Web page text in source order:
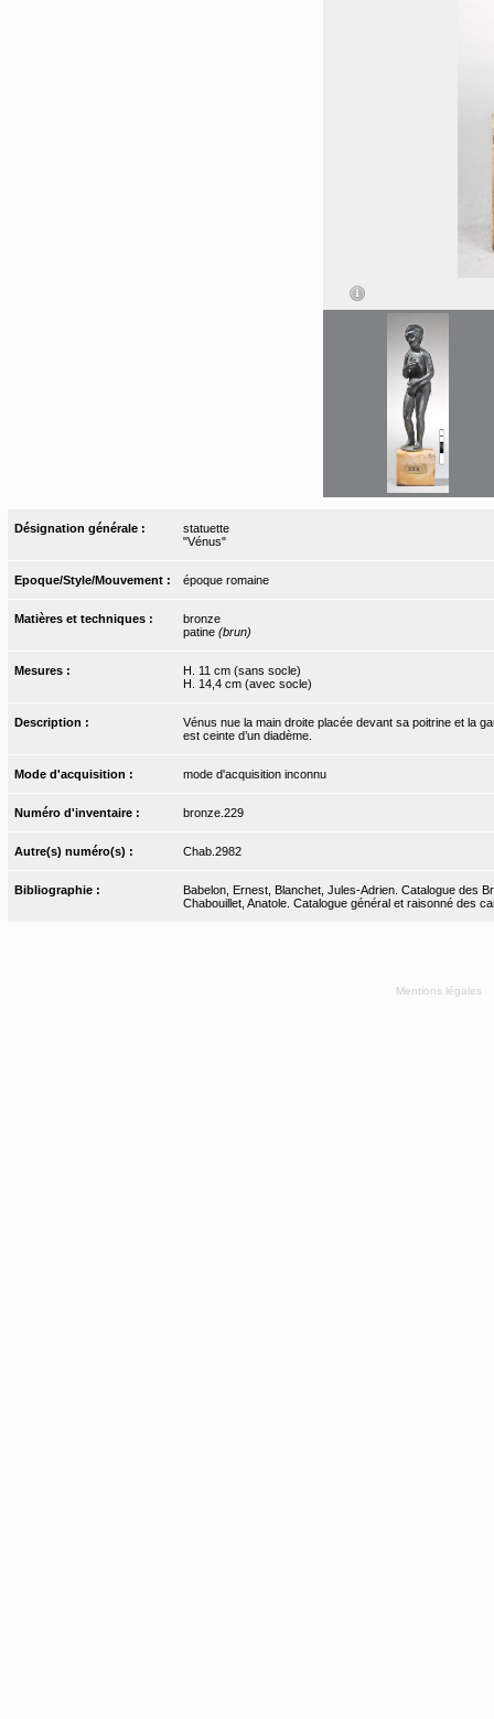
Désignation générale :
statuette
"Vénus"
Epoque/Style/Mouvement : époque romaine
Matières et techniques :
bronze
patine (brun)
Mesures :
H. 11 cm (sans socle)
H. 14,4 cm (avec socle)
Description :
Vénus nue la main droite placée devant sa poitrine et la
est ceinte d’un diadème.
Mode d'acquisition : mode d'acquisition inconnu
Numéro d'inventaire : bronze.229
Autre(s) numéro(s) : Chab.2982
Bibliographie :
Babelon, Ernest, Blanchet, Jules-Adrien. Catalogue des
Chabouillet, Anatole. Catalogue général et raisonné des
Mentions légales